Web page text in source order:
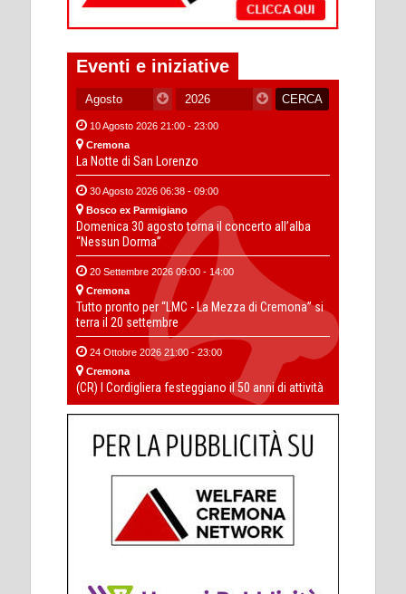
Eventi e iniziative
10 Agosto 2026 21:00 - 23:00
Cremona
La Notte di San Lorenzo
30 Agosto 2026 06:38 - 09:00
Bosco ex Parmigiano
Domenica 30 agosto torna il concerto all’alba
“Nessun Dorma”
20 Settembre 2026 09:00 - 14:00
Cremona
Tutto pronto per “LMC - La Mezza di Cremona” si
terra il 20 settembre
24 Ottobre 2026 21:00 - 23:00
Cremona
(CR) I Cordigliera festeggiano il 50 anni di attività